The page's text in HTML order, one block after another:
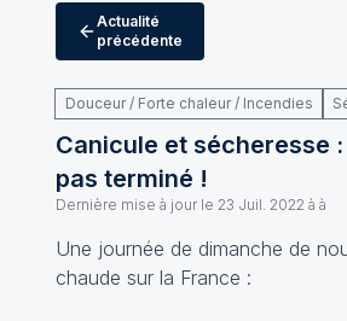
Actualité
précédente
Douceur / Forte chaleur / Incendies
Canicule et sécheresse
pas terminé !
Dernière mise à jour le 23 Juil. 2022 à à
Une journée de dimanche de
chaude sur la France :